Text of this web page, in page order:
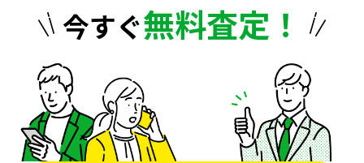
今すぐ無料査定！